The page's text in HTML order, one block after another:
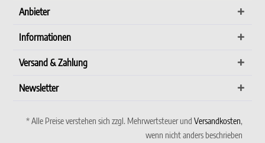
Anbieter
Informationen
Versand & Zahlung
Newsletter
* Alle Preise verstehen sich zzgl. Mehrwertsteuer und Versandkosten,
wenn nicht anders beschrieben